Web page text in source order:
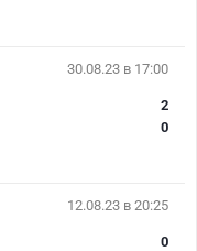
30.08.23 в 17:00
2
0
12.08.23 в 20:25
0